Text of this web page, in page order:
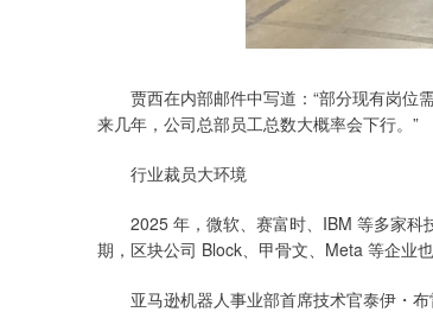
贾西在内部邮件中写道：“部分现有岗位
来几年，公司总部员工总数大概率会下行。”
行业裁员大环境
2025 年，微软、赛富时、IBM 等多家科
期，区块公司 Block、甲骨文、Meta 等企业
亚马逊机器人事业部首席技术官泰伊・布